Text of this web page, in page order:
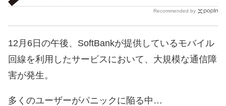
Recommended by
12月6日の午後、SoftBankが提供しているモバイル
回線を利用したサービスにおいて、大規模な通信障
害が発生。
多くのユーザーがパニックに陥る中…